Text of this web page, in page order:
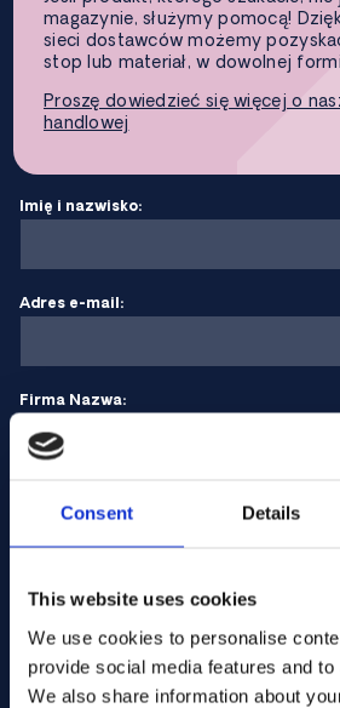
Consent Details
This website uses cookies
We use cookies to personalise
provide social media features and
We also share information about
magazynie, służymy pomocą!
sieci dostawców możemy
stop lub materiał, w dowolnej
Proszę dowiedzieć się więcej o
handlowej
Imię i nazwisko:
Adres e-mail:
Firma Nazwa:
Twoja wiadomość